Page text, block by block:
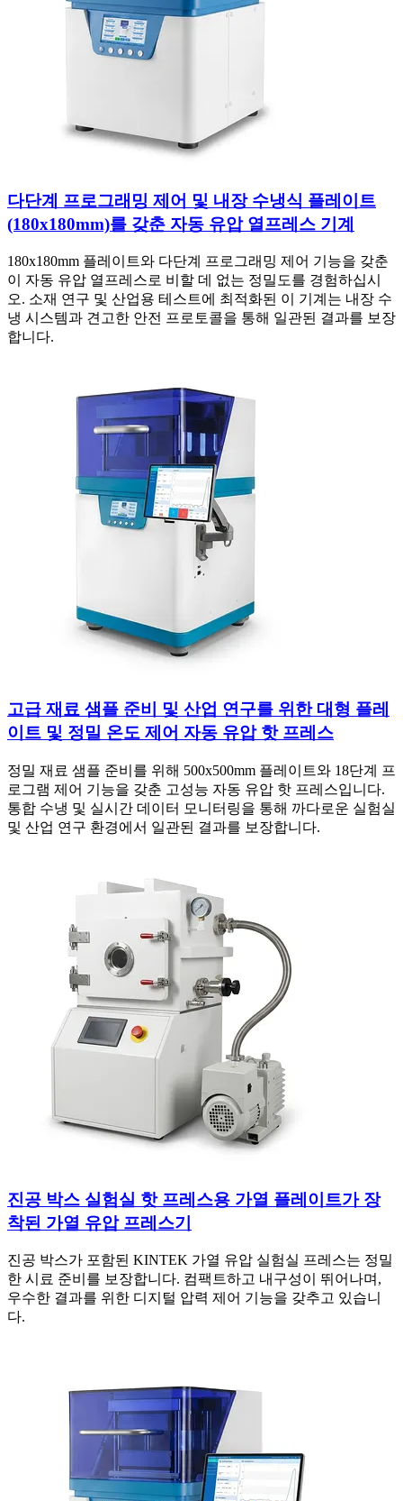
다단계 프로그래밍 제어 및 내장 수냉식 플레이트
(180x180mm)를 갖춘 자동 유압 열프레스 기계
180x180mm 플레이트와 다단계 프로그래밍 제어 기능을 갖춘
이 자동 유압 열프레스로 비할 데 없는 정밀도를 경험하십시
오. 소재 연구 및 산업용 테스트에 최적화된 이 기계는 내장 수
냉 시스템과 견고한 안전 프로토콜을 통해 일관된 결과를 보장
합니다.
고급 재료 샘플 준비 및 산업 연구를 위한 대형 플레
이트 및 정밀 온도 제어 자동 유압 핫 프레스
정밀 재료 샘플 준비를 위해 500x500mm 플레이트와 18단계 프
로그램 제어 기능을 갖춘 고성능 자동 유압 핫 프레스입니다.
통합 수냉 및 실시간 데이터 모니터링을 통해 까다로운 실험실
및 산업 연구 환경에서 일관된 결과를 보장합니다.
진공 박스 실험실 핫 프레스용 가열 플레이트가 장
착된 가열 유압 프레스기
진공 박스가 포함된 KINTEK 가열 유압 실험실 프레스는 정밀
한 시료 준비를 보장합니다. 컴팩트하고 내구성이 뛰어나며,
우수한 결과를 위한 디지털 압력 제어 기능을 갖추고 있습니
다.